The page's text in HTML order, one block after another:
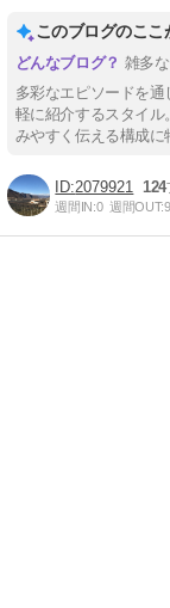
このブログのここ
雑多
多彩なエピソードを
軽に紹介するスタイル
みやすく伝える構成に
2079921 124
週間IN:0 週間OUT: